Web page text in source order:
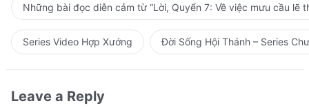
Những bài đọc diễn cảm từ “Lời, Quyển 7: Về việc mưu cầu lẽ
Series Video Hợp Xướng Đời Sống Hội Thánh – Series
Leave a Reply